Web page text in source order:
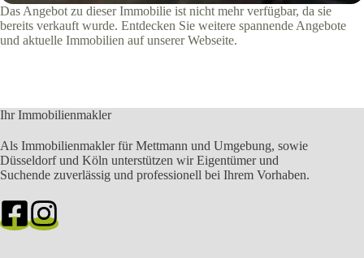
Das Angebot zu dieser Immobilie ist nicht mehr verfügbar, da sie
bereits verkauft wurde. Entdecken Sie weitere spannende Angebote
und aktuelle Immobilien auf unserer Webseite.
Ihr Immobilienmakler
Als Immobilienmakler für Mettmann und Umgebung, sowie
Düsseldorf und Köln unterstützen wir Eigentümer und
Suchende zuverlässig und professionell bei Ihrem Vorhaben.